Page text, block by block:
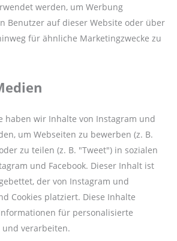
werden, um Werbung
Benutzer auf dieser Website oder über
für ähnliche Marketingzwecke zu
haben wir Inhalte von Instagram und
um Webseiten zu bewerben (z. B.
zu teilen (z. B. "Tweet") in sozialen
und Facebook. Dieser Inhalt ist
der von Instagram und
Cookies platziert. Diese Inhalte
für personalisierte
verarbeiten.